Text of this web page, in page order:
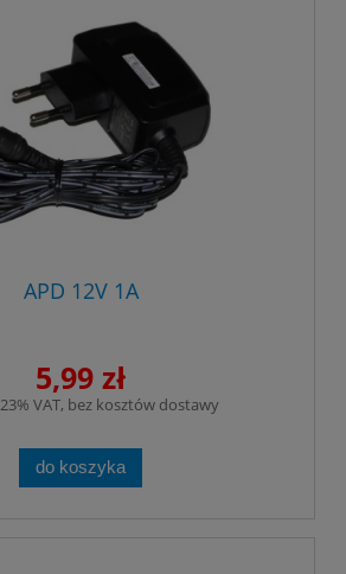
APD 12V 1A
5,99 zł
VAT, bez kosztów dostawy
do koszyka